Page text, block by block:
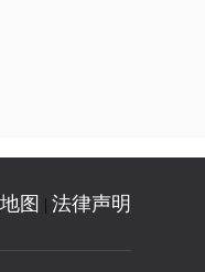
图 | 法律声明